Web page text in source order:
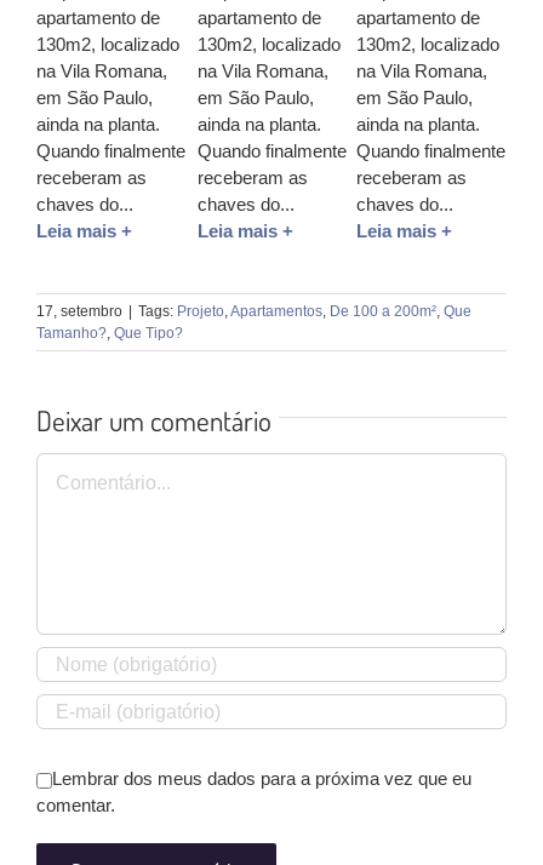
apartamento de
130m2, localizado
na Vila Romana,
em São Paulo,
ainda na planta.
Quando finalmente
receberam as
chaves do...
Leia mais +
apartamento de
130m2, localizado
na Vila Romana,
em São Paulo,
ainda na planta.
Quando finalmente
receberam as
chaves do...
Leia mais +
apartamento de
130m2, localizado
na Vila Romana,
em São Paulo,
ainda na planta.
Quando finalmente
receberam as
chaves do...
Leia mais +
17, setembro Tags: Projeto,Apartamentos, De 100 a 200m², Que
Tamanho?, Que Tipo?
Deixar um comentário
Comentário
Lembrar dos meus dados para a próxima vez que eu
comentar.